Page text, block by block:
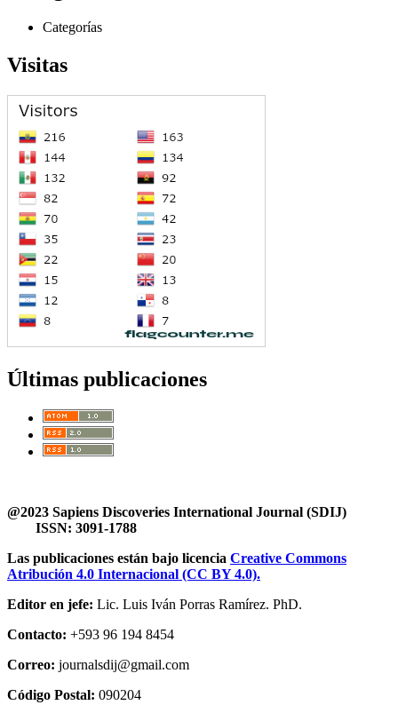
Categorías
Visitas
Últimas publicaciones
@2023 Sapiens Discoveries International Journal (SDIJ)
ISSN: 3091-1788
Las publicaciones están bajo licencia Creative Commons
Atribución 4.0 Internacional (CC BY 4.0).
Editor en jefe: Lic. Luis Iván Porras Ramírez. PhD.
Contacto: +593 96 194 8454
Correo: journalsdij@gmail.com
Código Postal: 090204